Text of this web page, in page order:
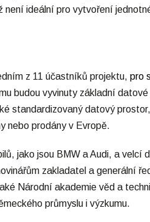
není ideální pro vytvoření
z 11 účastníků projektu, pro
budou vyvinuty základní
standardizovaný datový
nebo prodány v Evropě.
jako jsou BMW a Audi, a velcí
zakladatel a generální
Národní akademie věd a
průmyslu i výzkumu.